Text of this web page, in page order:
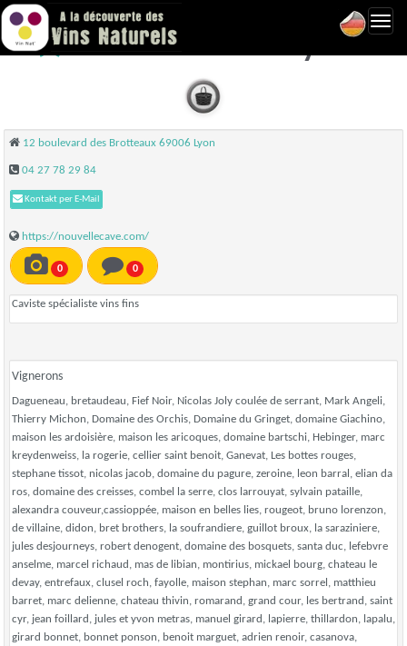
Nouvelle Cave - Lyon
12 boulevard des Brotteaux 69006 Lyon
04 27 78 29 84
Kontakt per E-Mail
https://nouvellecave.com/
0 0
Caviste spécialiste vins fins
Vignerons
Dagueneau, bretaudeau, Fief Noir, Nicolas Joly coulée de serrant, Mark Angeli,
Thierry Michon, Domaine des Orchis, Domaine du Gringet, domaine Giachino,
maison les ardoisière, maison les aricoques, domaine bartschi, Hebinger, marc
kreydenweiss, la rogerie, cellier saint benoit, Ganevat, Les bottes rouges,
stephane tissot, nicolas jacob, domaine du pagure, zeroine, leon barral, elian da
ros, domaine des creisses, combel la serre, clos larrouyat, sylvain pataille,
alexandra couveur,cassioppée, maison en belles lies, rougeot, bruno lorenzon,
de villaine, didon, bret brothers, la soufrandiere, guillot broux, la saraziniere,
jules desjourneys, robert denogent, domaine des bosquets, santa duc, lefebvre
anselme, marcel richaud, mas de libian, montirius, mickael bourg, chateau le
devay, entrefaux, clusel roch, fayolle, maison stephan, marc sorrel, matthieu
barret, marc delienne, chateau thivin, romarand, grand cour, les bertrand, saint
cyr, jean foillard, jules et yvon metras, manuel girard, lapierre, thillardon, lapalu,
girard bonnet, bonnet ponson, benoit marguet, adrien renoir, casanova,